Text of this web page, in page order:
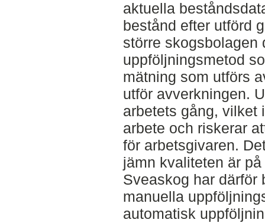
aktuella
bestånd efter utförd
större skogsbolagen
uppföljningsmetod
mätning som utförs
utför avverkningen.
arbetets gång, vilket
arbete och riskerar
för arbetsgivaren.
jämn kvaliteten är
Sveaskog har därför
manuella
automatisk